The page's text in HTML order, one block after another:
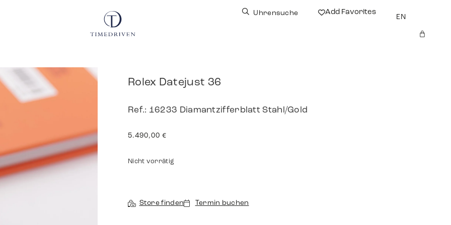
Uhrensuche Add Favorites
EN
Rolex Datejust 36
Ref.: 16233 Diamantzifferblatt Stahl/Gold
5.490,00 €
Nicht vorrätig
Store finden Termin buchen